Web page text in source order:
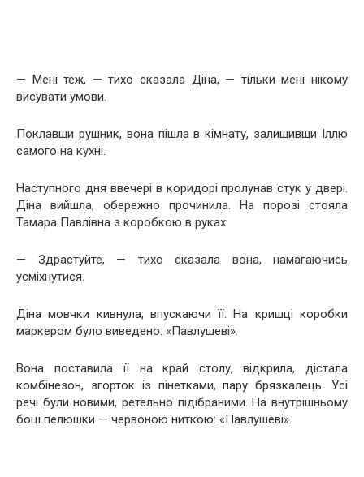
— Мені теж, — тихо сказала Діна, — тільки мені нікому
висувати умови.
Поклавши рушник, вона пішла в кімнату, залишивши Іллю
самого на кухні.
Наступного дня ввечері в коридорі пролунав стук у двері.
Діна вийшла, обережно прочинила. На порозі стояла
Тамара Павлівна з коробкою в руках.
— Здрастуйте, — тихо сказала вона, намагаючись
усміхнутися.
Діна мовчки кивнула, впускаючи її. На кришці коробки
маркером було виведено: «Павлушеві».
Вона поставила її на край столу, відкрила, дістала
комбінезон, згорток із пінетками, пару брязкалець. Усі
речі були новими, ретельно підібраними. На внутрішньому
боці пелюшки — червоною ниткою: «Павлушеві».